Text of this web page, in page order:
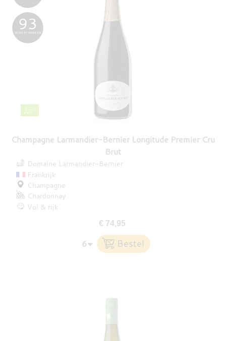
Champagne Larmandier-Bernier Longitude Premier Cru
Brut
93
ROBERT PARKER
Domaine Larmandier-Bernier
Frankrijk
Champagne
Chardonnay
Vol & rijk
€ 74,95